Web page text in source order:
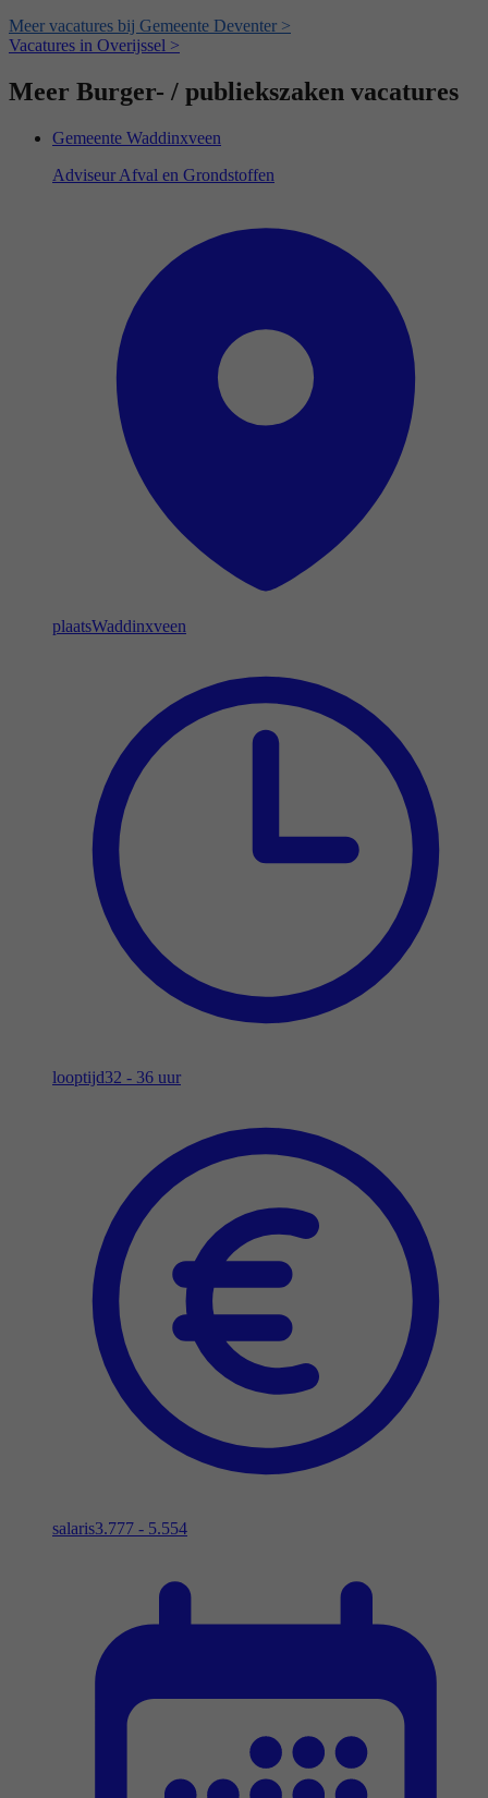
Meer vacatures bij Gemeente Deventer >
Vacatures in Overijssel >
Meer Burger- / publiekszaken vacatures
Gemeente Waddinxveen
Adviseur Afval en Grondstoffen
plaatsWaddinxveen
looptijd32 - 36 uur
salaris3.777 - 5.554